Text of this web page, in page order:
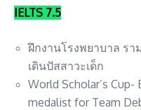
IELTS 7.5
ฝึกงานโรงพยาบาล ร
เดินปัสสาวะเด็ก
World Scholar’s
medalist for Team